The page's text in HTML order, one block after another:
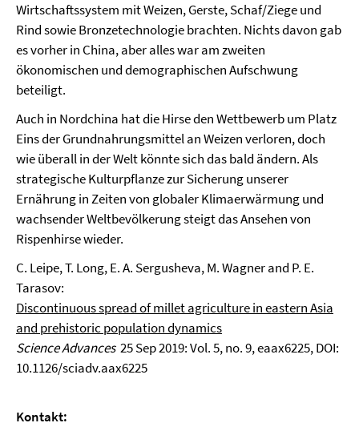
Wirtschaftssystem mit Weizen, Gerste, Schaf/Ziege und
Rind sowie Bronzetechnologie brachten. Nichts davon gab
es vorher in China, aber alles war am zweiten
ökonomischen und demographischen Aufschwung
beteiligt.
Auch in Nordchina hat die Hirse den Wettbewerb um Platz
Eins der Grundnahrungsmittel an Weizen verloren, doch
wie überall in der Welt könnte sich das bald ändern. Als
strategische Kulturpflanze zur Sicherung unserer
Ernährung in Zeiten von globaler Klimaerwärmung und
wachsender Weltbevölkerung steigt das Ansehen von
Rispenhirse wieder.
C. Leipe, T. Long, E. A. Sergusheva, M. Wagner and P. E.
Tarasov:
Discontinuous spread of millet agriculture in eastern Asia
and prehistoric population dynamics
Science Advances 25 Sep 2019: Vol. 5, no. 9, eaax6225, DOI:
10.1126/sciadv.aax6225
Kontakt: